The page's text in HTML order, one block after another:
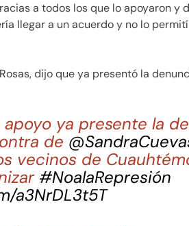
a todos los que lo apoyaron y
llegar a un acuerdo y no lo
dijo que ya presentó la
ya presente la
de
vecinos de
#NoalaRepresión
a3NrDL3t5T